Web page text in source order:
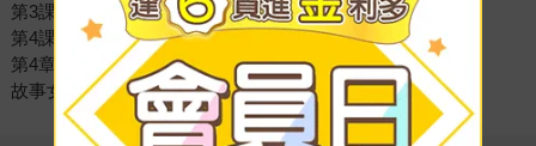
第3課 心語共感術
第4課 友誼展開術
第4章 聲音魔法擂臺
故事女王的祝福